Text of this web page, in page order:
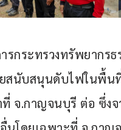
กระทรวงทรัพยากร
ยสนับสนุนดับไฟในพื้น
จ.กาญจนบุรี ต่อ ซึ่ง